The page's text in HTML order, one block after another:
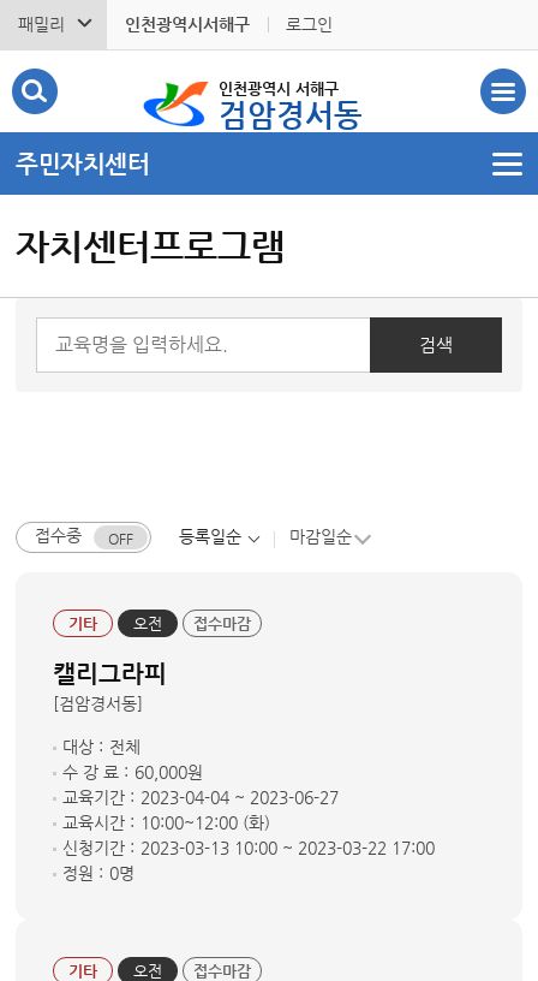
패밀리 인천광역시서해구 로그인
인천광역시 서해구
검암경서동
주민자치센터
자치센터프로그램
접수중 등록일순 마감일순
기타 오전 접수마감
캘리그라피
[검암경서동]
대상 : 전체
수 강 료 : 60,000원
교육기간 : 2023-04-04 ~ 2023-06-27
교육시간 : 10:00~12:00 (화)
신청기간 : 2023-03-13 10:00 ~ 2023-03-22 17:00
정원 : 0명
기타 오전 접수마감